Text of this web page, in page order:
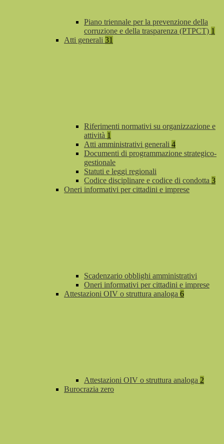
Piano triennale per la prevenzione della
corruzione e della trasparenza (PTPCT) 1
Atti generali 31
Riferimenti normativi su organizzazione e
attività 1
Atti amministrativi generali 4
Documenti di programmazione strategico-
gestionale
Statuti e leggi regionali
Codice disciplinare e codice di condotta 3
Oneri informativi per cittadini e imprese
Scadenzario obblighi amministrativi
Oneri informativi per cittadini e imprese
Attestazioni OIV o struttura analoga 6
Attestazioni OIV o struttura analoga 2
Burocrazia zero